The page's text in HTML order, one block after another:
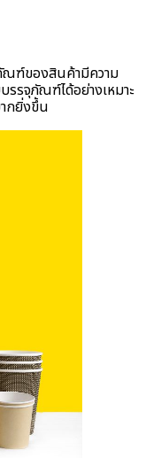
ณฑ์ของสินค้ามีความ
รจุภัณฑ์ได้อย่างเหมาะ
กยิ่งขึ้น